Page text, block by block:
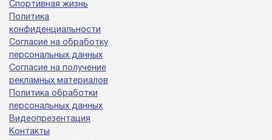
Спортивная жизнь
Политика
конфиденциальности
Согласие на обработку
персональных данных
Согласие на получение
рекламных материалов
Политика обработки
персональных данных
Видеопрезентация
Контакты